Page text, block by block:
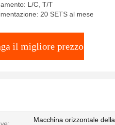
L/C, T/T
20 SETS al mese
il migliore prezzo
Macchina orizzontale della